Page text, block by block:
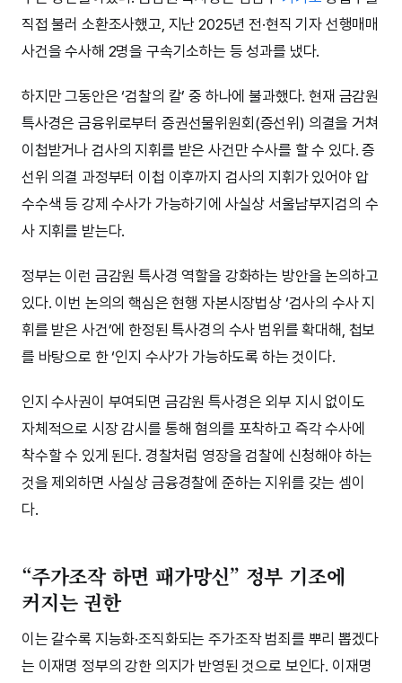
직접 불러 소환조사했고, 지난 2025년 전·현직 기자 선행매매
사건을 수사해 2명을 구속기소하는 등 성과를 냈다.
하지만 그동안은 ‘검찰의 칼’ 중 하나에 불과했다. 현재 금감원
특사경은 금융위로부터 증권선물위원회(증선위) 의결을 거쳐
이첩받거나 검사의 지휘를 받은 사건만 수사를 할 수 있다. 증
선위 의결 과정부터 이첩 이후까지 검사의 지휘가 있어야 압
수수색 등 강제 수사가 가능하기에 사실상 서울남부지검의 수
사 지휘를 받는다.
정부는 이런 금감원 특사경 역할을 강화하는 방안을 논의하고
있다. 이번 논의의 핵심은 현행 자본시장법상 ‘검사의 수사 지
휘를 받은 사건’에 한정된 특사경의 수사 범위를 확대해, 첩보
를 바탕으로 한 ‘인지 수사’가 가능하도록 하는 것이다.
인지 수사권이 부여되면 금감원 특사경은 외부 지시 없이도
자체적으로 시장 감시를 통해 혐의를 포착하고 즉각 수사에
착수할 수 있게 된다. 경찰처럼 영장을 검찰에 신청해야 하는
것을 제외하면 사실상 금융경찰에 준하는 지위를 갖는 셈이
다.
“주가조작 하면 패가망신” 정부 기조에
커지는 권한
이는 갈수록 지능화·조직화되는 주가조작 범죄를 뿌리 뽑겠다
는 이재명 정부의 강한 의지가 반영된 것으로 보인다. 이재명